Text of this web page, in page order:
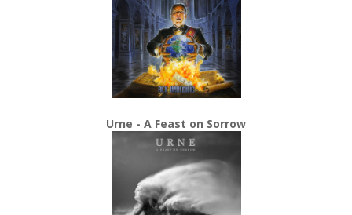
Urne - A Feast on Sorrow